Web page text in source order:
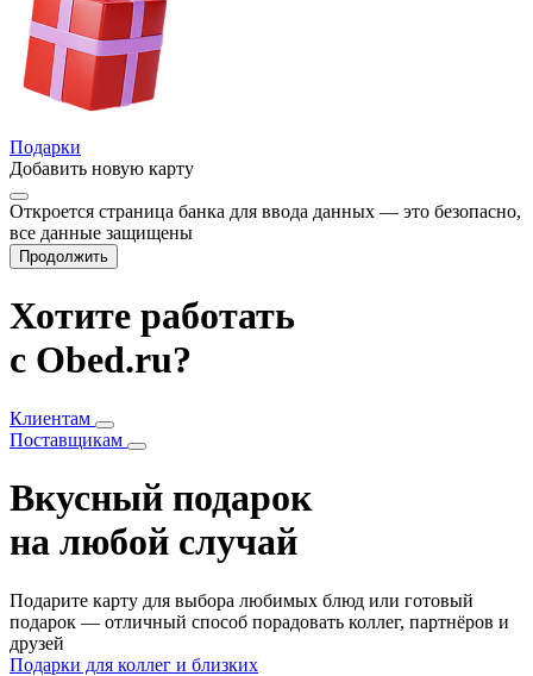
Подарки
Добавить новую карту
Откроется страница банка для ввода данных — это безопасно,
все данные защищены
Продолжить
Хотите работать
с Obed.ru?
Клиентам
Поставщикам
Вкусный подарок
на любой случай
Подарите карту для выбора любимых блюд или готовый
подарок — отличный способ порадовать коллег, партнёров и
друзей
Подарки для коллег и близких